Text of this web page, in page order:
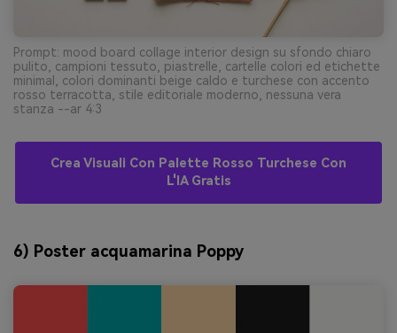
Prompt: mood board collage interior design su sfondo chiaro
pulito, campioni tessuto, piastrelle, cartelle colori ed etichette
minimal, colori dominanti beige caldo e turchese con accento
rosso terracotta, stile editoriale moderno, nessuna vera
stanza --ar 4:3
Crea Visuali Con Palette Rosso Turchese Con
L'IA Gratis
6) Poster acquamarina Poppy